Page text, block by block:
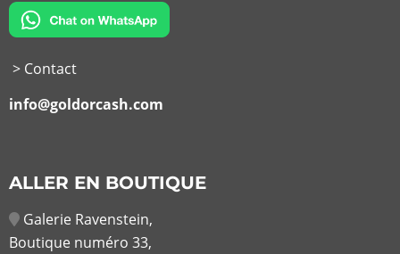
> Contact
info@goldorcash.com
ALLER EN BOUTIQUE
Galerie Ravenstein,
Boutique numéro 33,